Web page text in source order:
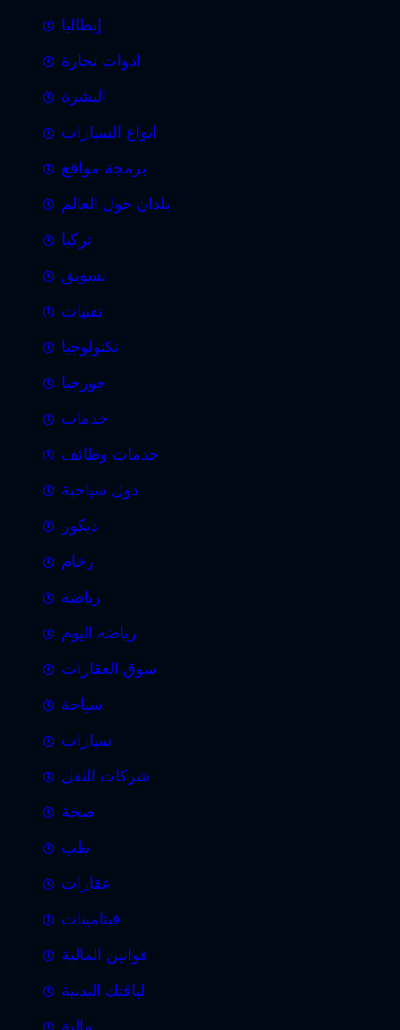
إيطاليا
ادوات نجارة
البشرة
انواع السيارات
برمجة مواقع
بلدان حول العالم
تركيا
تسويق
تقنيات
تكنولوجيا
جورجيا
خدمات
خدمات وظائف
دول سياحية
ديكور
رخام
رياضة
رياضه اليوم
سوق العقارات
سياحة
سيارات
شركات النقل
صحة
طب
عقارات
فيتامينات
قوانين المالية
لياقتك البدنية